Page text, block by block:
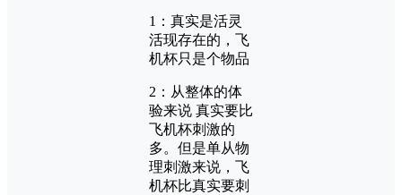
1：真实是活灵
活现存在的，飞
机杯只是个物品
2：从整体的体
验来说 真实要比
飞机杯刺激的
多。但是单从物
理刺激来说，飞
机杯比真实要刺